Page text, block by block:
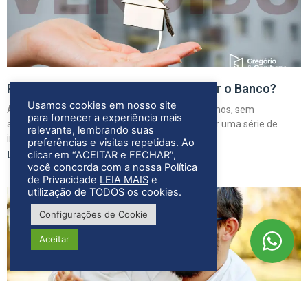
Posso Vender Meu Imóvel Sem Avisar o Banco?
A venda de bens pessoais, como imóveis e terrenos, sem
autorização ou aviso prévio ao banco, pode gerar uma série de
implicações jurídicas, especialmente quando
LEIA MAIS
Usamos cookies em nosso site
para fornecer a experiência mais
relevante, lembrando suas
preferências e visitas repetidas. Ao
clicar em “ACEITAR e FECHAR”,
você concorda com a nossa Política
de Privacidade LEIA MAIS e
utilização de TODOS os cookies.
Configurações de Cookie
Aceitar